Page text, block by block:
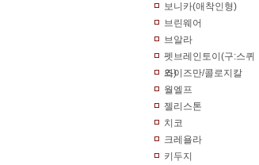
보니카(애착인형)
브린웨어
브알라
펫브레인토이(구:스퀴
즈)
와이즈만/콜로지칼
월엘프
젤리스톤
치코
크레욜라
키두지